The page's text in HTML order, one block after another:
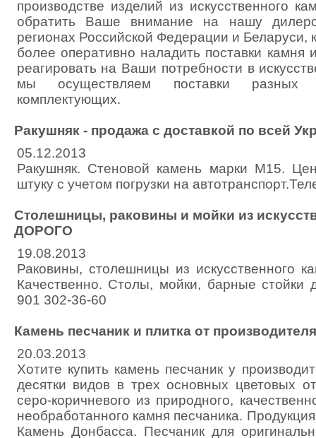
производстве изделий из искусственного
обратить Ваше внимание на нашу
регионах Российской Федерации и Беларуси,
более оперативно наладить поставки камня
реагировать на Ваши потребности в
мы осуществляем поставки разных
комплектующих.
Ракушняк - продажа с доставкой по всей
05.12.2013
Ракушняк. Стеновой камень марки М15.
штуку с учетом погрузки на
Столешницы, раковины и мойки из
ДОРОГО
19.08.2013
Раковины, столешницы из искусственного
Качественно. Столы, мойки, барные стойки
901 302-36-60
Камень песчаник и плитка от производителя
20.03.2013
Хотите купить камень песчаник у
десятки видов в трех основных цветовых
серо-коричневого из природного,
необработанного камня песчаника.
Камень Донбасса. Песчаник для